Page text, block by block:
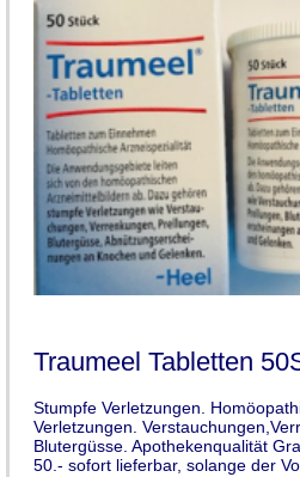
Traumeel Tabletten
Stumpfe Verletzungen.
Verletzungen.
Blutergüsse. Apothekenqualität
50.- sofort lieferbar, solange der